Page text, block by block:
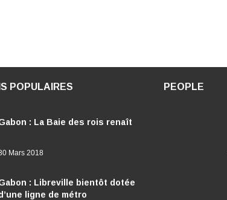
POPULAIRES
: La Baie des rois renaît
Mars 2018
: Libreville bientôt dotée
ligne de métro
PEOPLE